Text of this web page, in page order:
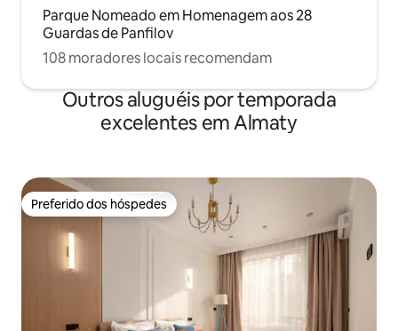
Parque Nomeado em Homenagem aos 28
Guardas de Panfilov
108 moradores locais recomendam
Outros aluguéis por temporada
excelentes em Almaty
Preferido dos hóspedes
Preferido dos hóspedes